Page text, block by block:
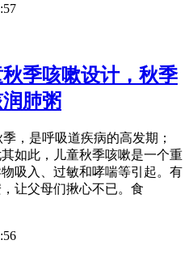
季咳嗽设计，秋季
肺粥
，是呼吸道疾病的高发期；
如此，儿童秋季咳嗽是一个重
吸入、过敏和哮喘等引起。有
让父母们揪心不已。食